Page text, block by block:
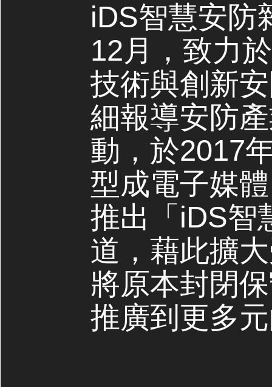
iDS智慧安防
12月，致力
技術與創新
細報導安防
動，於2017
型成電子媒
推出「iDS智
道，藉此擴
將原本封閉
推廣到更多